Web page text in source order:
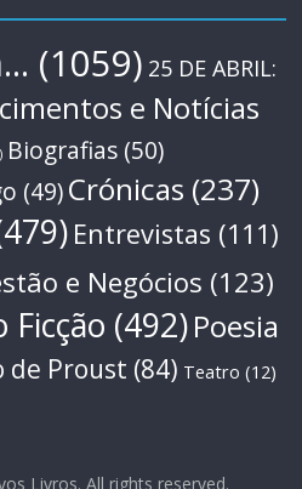
(1059) 25 DE ABRIL:
e Notícias
Biografias (50)
(49)Crónicas (237)
Entrevistas (111)
e Negócios (123)
Ficção (492)Poesia
de Proust (84) Teatro (12)
Livros. All rights reserved.